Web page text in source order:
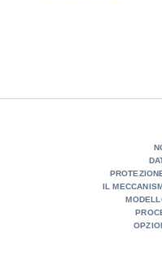
IL